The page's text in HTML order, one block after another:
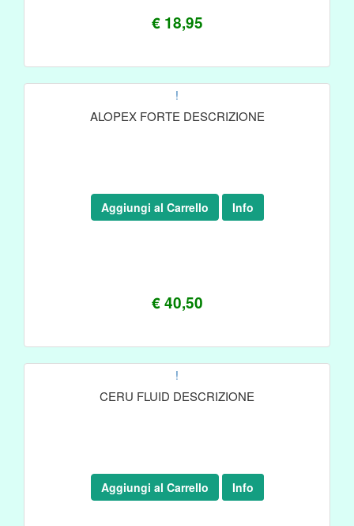
€ 18,95
!
ALOPEX FORTE DESCRIZIONE
€ 40,50
Aggiungi al Carrello Info
!
CERU FLUID DESCRIZIONE
Aggiungi al Carrello Info